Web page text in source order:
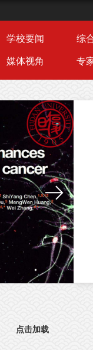
学校要闻 综
媒体视角 专
点击加载